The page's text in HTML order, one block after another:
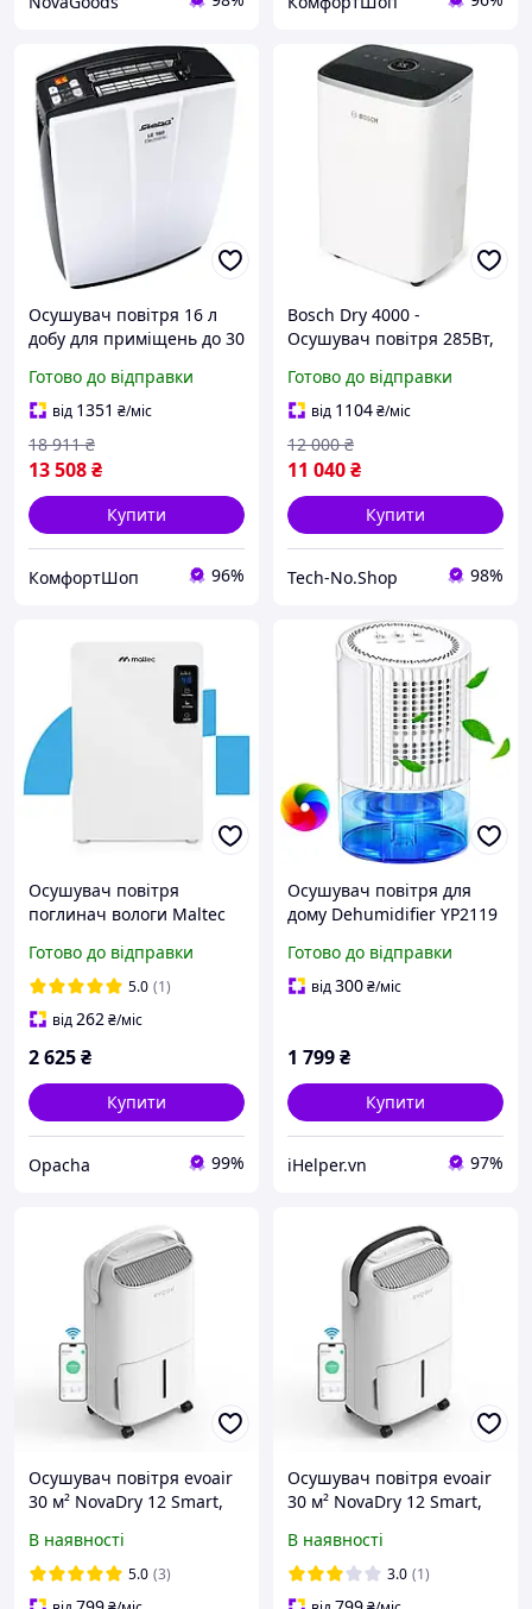
Осушувач повітря 16 л
добу для приміщень до 30
Steba FK-11568
Готово до відправки
від 1351 ₴/міс
13 508₴
18 911 ₴
Купити
КомфортШоп 96%
Bosch Dry 4000 -
Осушувач повітря 285Вт,
дБ для кімнат площею до
70 м², сенсорний
Готово до відправки
від 1104₴/міс
11 040₴
12 000 ₴
Купити
Tech-No.Shop 98%
Осушувач повітря
поглинач вологи Maltec
для приміщень до 40 м²
Готово до відправки
5.0 (1)
від262₴/міс
2 625₴
Купити
Opacha 99%
Осушувач повітря для
дому Dehumidifier YP2119
автоматичним
вимкненням, тихий
Готово до відправки
від300₴/міс
1 799₴
Купити
iHelper.vn 97%
Осушувач повітря evoair
30 м² NovaDry 12 Smart,
іонізація повітря, УФ -
знежараження,
резервуар 2.5 л, Creme
В наявності
5.0 (3)
Осушувач повітря evoair
30 м² NovaDry 12 Smart,
іонізація повітря, УФ -
знежараження,
резервуар 2.5 л, Black
В наявності
3.0 (1)